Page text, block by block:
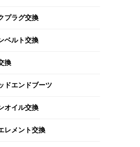
プラグ交換
ベルト交換
換
ドエンドブーツ
オイル交換
レメント交換